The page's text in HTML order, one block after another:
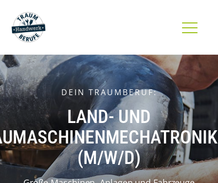
DEIN TRAUMBERUF:
LAND- UND
(M/W/D)